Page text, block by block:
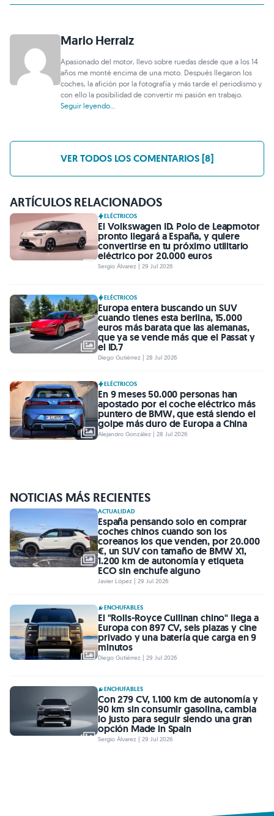
Mario Herraiz
Apasionado del motor, llevo sobre ruedas desde que a los 14
años me monté encima de una moto. Después llegaron los
coches, la afición por la fotografía y más tarde el periodismo y
con ello la posibilidad de convertir mi pasión en trabajo.
Seguir leyendo...
VER TODOS LOS COMENTARIOS [8]
ARTÍCULOS RELACIONADOS
ELÉCTRICOS
El Volkswagen ID. Polo de Leapmotor
pronto llegará a España, y quiere
convertirse en tu próximo utilitario
eléctrico por 20.000 euros
Sergio Álvarez | 29 Jul 2026
ELÉCTRICOS
Europa entera buscando un SUV
cuando tienes esta berlina, 15.000
euros más barata que las alemanas,
que ya se vende más que el Passat y
el ID.7
Diego Gutiérrez | 28 Jul 2026
ELÉCTRICOS
En 9 meses 50.000 personas han
apostado por el coche eléctrico más
puntero de BMW, que está siendo el
golpe más duro de Europa a China
Alejandro González | 28 Jul 2026
NOTICIAS MÁS RECIENTES
ACTUALIDAD
España pensando solo en comprar
coches chinos cuando son los
coreanos los que venden, por 20.000
€, un SUV con tamaño de BMW X1,
1.200 km de autonomía y etiqueta
ECO sin enchufe alguno
Javier López | 29 Jul 2026
ENCHUFABLES
El "Rolls-Royce Cullinan chino" llega a
Europa con 897 CV, seis plazas y cine
privado y una batería que carga en 9
minutos
Diego Gutiérrez | 29 Jul 2026
ENCHUFABLES
Con 279 CV, 1.100 km de autonomía y
90 km sin consumir gasolina, cambia
lo justo para seguir siendo una gran
opción Made in Spain
Sergio Álvarez | 29 Jul 2026